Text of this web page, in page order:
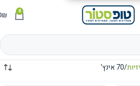
0
₪
70 אינץ'